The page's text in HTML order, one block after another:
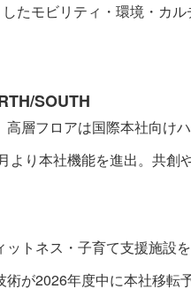
したモビリティ・環境・カ
SOUTH
高層フロアは国際本社向
より本社機能を進出。共
ットネス・子育て支援施
術が2026年度中に本社移